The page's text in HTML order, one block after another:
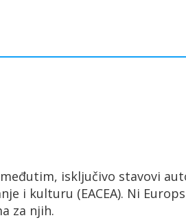
isključivo stavovi
i kulturu (EACEA). Ni
za njih.